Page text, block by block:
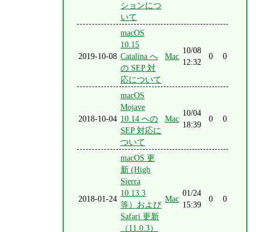
ションにつ
いて
2019-10-08
macOS
10.15
Catalina へ
の SEP 対
応について
Mac
10/08
12:32
0 0
2018-10-04
macOS
Mojave
10.14 への
SEP 対応に
ついて
Mac
10/04
18:39
0 0
2018-01-24
macOS 更
新 (High
Sierra
10.13.3
等）および
Safari 更新
（11.0.3）
Mac
01/24
15:39
0 0